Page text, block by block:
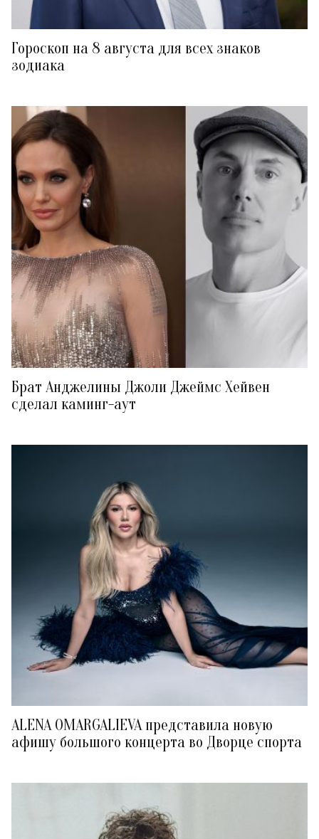
Гороскоп на 8 августа для всех знаков
зодиака
Брат Анджелины Джоли Джеймс Хейвен
сделал каминг-аут
ALENA OMARGALIEVA представила новую
афишу большого концерта во Дворце спорта